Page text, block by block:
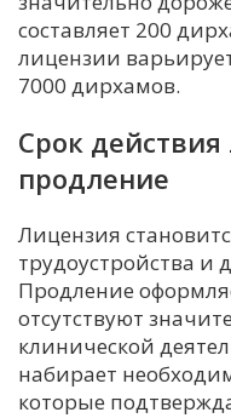
составляет 200
лицензии
7000 дирхамов.
Срок
продление
Лицензия
трудоустройства и
Продление
отсутствуют
клинической
набирает
которые